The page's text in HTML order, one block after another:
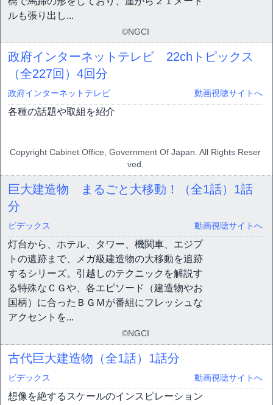
ルも張り出し...
©NGCI
政府インターネットテレビ 22chトピックス
（全227回） 4回分
政府インターネットテレビ 動画視聴サイトへ
各種の話題や取組を紹介
Copyright Cabinet Office, Government Of Japan. All Rights Reser
ved.
巨大建造物 まるごと大移動！（全1話） 1話
分
ビデックス 動画視聴サイトへ
灯台から、ホテル、タワー、機関車、エジプ
トの遺跡まで、メガ級建造物の大移動を追跡
するシリーズ。引越しのテクニックを解説す
る特殊なＣＧや、各エピソード（建造物やお
国柄）に合ったＢＧＭが番組にフレッシュな
アクセントを...
©NGCI
古代巨大建造物（全1話） 1話分
ビデックス 動画視聴サイトへ
想像を絶するスケールのインスピレーション